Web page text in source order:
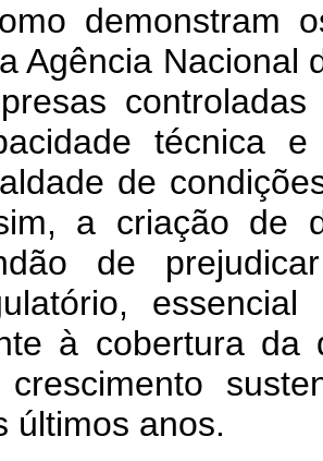
demonstram
Agência Nacional
técnica
de
a criação de
de
à cobertura da
últimos anos.